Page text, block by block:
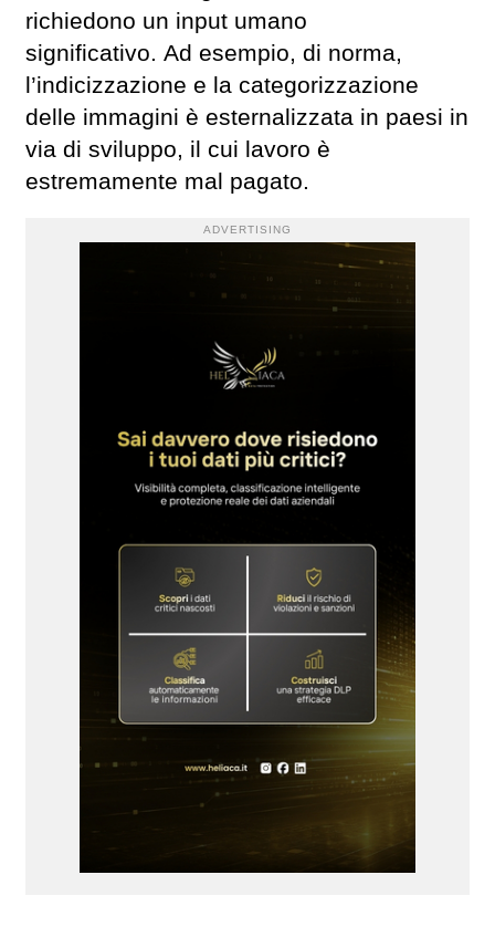
richiedono un input umano
significativo. Ad esempio, di norma,
l’indicizzazione e la categorizzazione
delle immagini è esternalizzata in paesi in
via di sviluppo, il cui lavoro è
estremamente mal pagato.
ADVERTISING